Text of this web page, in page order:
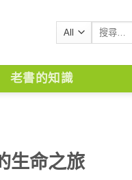
搜
鍵
老書的知識
生命之旅